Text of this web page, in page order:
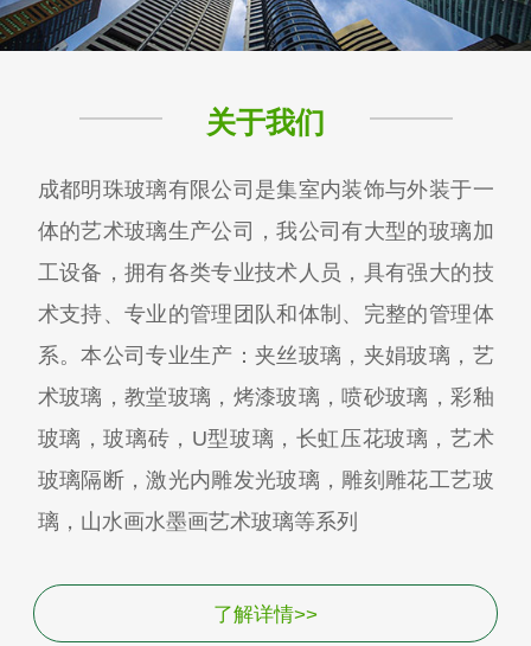
关于我们
成都明珠玻璃有限公司是集室内装饰与外装于一
体的艺术玻璃生产公司，我公司有大型的玻璃加
工设备，拥有各类专业技术人员，具有强大的技
术支持、专业的管理团队和体制、完整的管理体
系。本公司专业生产：夹丝玻璃，夹娟玻璃，艺
术玻璃，教堂玻璃，烤漆玻璃，喷砂玻璃，彩釉
玻璃，玻璃砖，U型玻璃，长虹压花玻璃，艺术
玻璃隔断，激光内雕发光玻璃，雕刻雕花工艺玻
璃，山水画水墨画艺术玻璃等系列
了解详情>>